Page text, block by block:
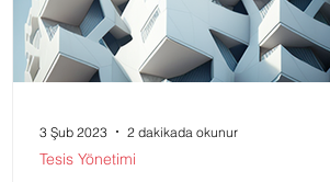
3 Şub 2023 2 dakikada okunur
Tesis Yönetimi